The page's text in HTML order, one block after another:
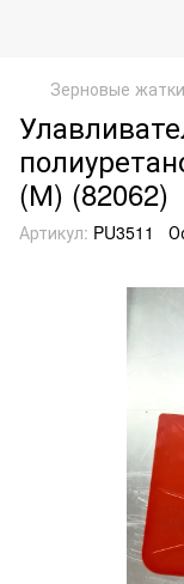
Зерновые жатки
(М) (82062)
Артикул: PU3511